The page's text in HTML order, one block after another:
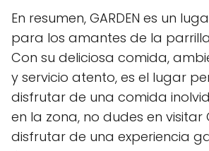
En resumen, GARDEN es un
para los amantes de la
Con su deliciosa comida,
y servicio atento, es el lugar
disfrutar de una comida
en la zona, no dudes en visitar
disfrutar de una experiencia